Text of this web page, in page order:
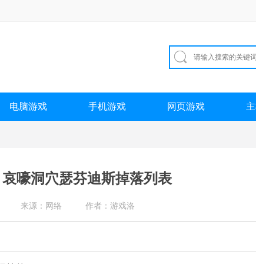
电脑游戏 手机游戏 网页游戏
哀嚎洞穴瑟芬迪斯掉落列表
来源：网络 作者：游戏洛